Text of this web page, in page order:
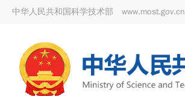
中华人民共和国科学技术部 www.most.gov.cn